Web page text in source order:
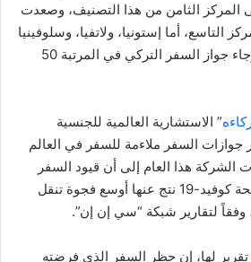
المركز الثامن من هذا التصنيف، وصعدت
التاسع، أما إستونيا، ولاتفيا، وسلوفينيا
فاحتلت المركز العاشر. وجاء جواز السفر التركي في المرتبة 50
” الاستشارية العالمية للجنسية
جوازات السفر ملاءمة للسفر في العالم
وقد أشارت الشركة هذا العام إلى أن قيود السفر
التي تم فرضها بسبب جائحة كوفيد-19 نتج عنها أوسع فجوة تنقل
وفقاً لتقارير شبكة “سي إن إن”.
لها، إن حظر السفر الذي فرضته